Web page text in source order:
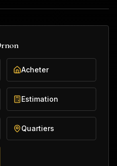
Acheter
Estimation
Quartiers